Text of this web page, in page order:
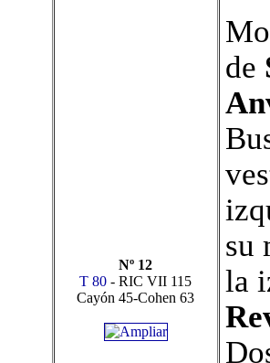
Nº 12
T 80 - RIC VII 115
Cayón 45-Cohen 63
de
su
la